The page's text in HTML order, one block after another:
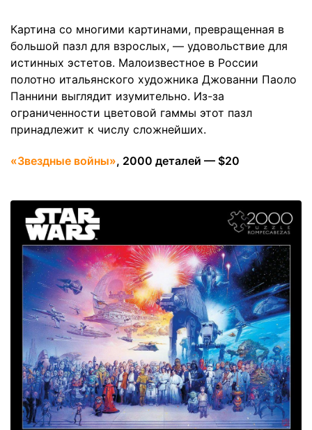
Картина со многими картинами, превращенная в
большой пазл для взрослых, — удовольствие для
истинных эстетов. Малоизвестное в России
полотно итальянского художника Джованни Паоло
Паннини выглядит изумительно. Из-за
ограниченности цветовой гаммы этот пазл
принадлежит к числу сложнейших.
«Звездные войны», 2000 деталей — $20